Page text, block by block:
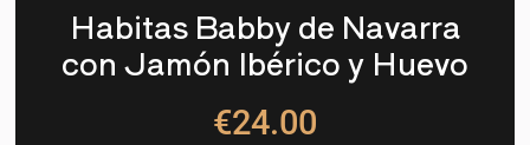
Habitas Babby de Navarra
con Jamón Ibérico y Huevo
€24.00